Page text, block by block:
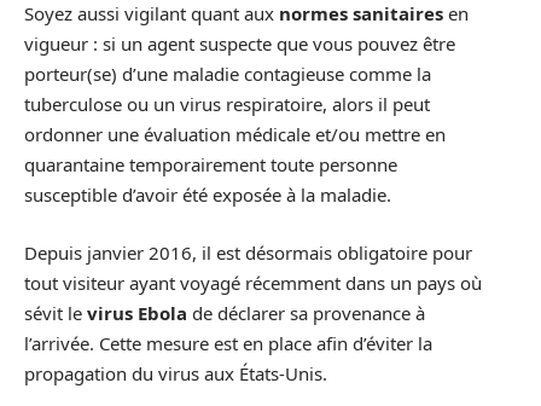
Soyez aussi vigilant quant aux normes sanitaires en
vigueur : si un agent suspecte que vous pouvez être
porteur(se) d’une maladie contagieuse comme la
tuberculose ou un virus respiratoire, alors il peut
ordonner une évaluation médicale et/ou mettre en
quarantaine temporairement toute personne
susceptible d’avoir été exposée à la maladie.
Depuis janvier 2016, il est désormais obligatoire pour
tout visiteur ayant voyagé récemment dans un pays où
sévit le virus Ebola de déclarer sa provenance à
l’arrivée. Cette mesure est en place afin d’éviter la
propagation du virus aux États-Unis.